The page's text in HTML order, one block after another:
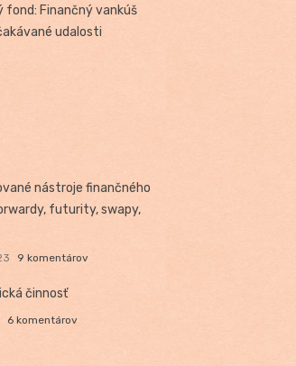
fond: Finančný vankúš
udalosti
nástroje finančného
futurity, swapy,
9 komentárov
činnosť
6 komentárov